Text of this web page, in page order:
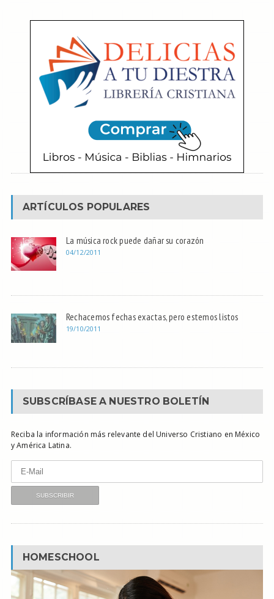
ARTÍCULOS POPULARES
La música rock puede dañar su corazón
04/12/2011
Rechacemos fechas exactas, pero estemos listos
19/10/2011
SUBSCRÍBASE A NUESTRO BOLETÍN
Reciba la información más relevante del Universo Cristiano en México
y América Latina.
HOMESCHOOL